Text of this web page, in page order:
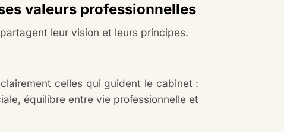
valeurs professionnelles
leur vision et leurs principes.
celles qui guident le cabinet :
équilibre entre vie professionnelle et